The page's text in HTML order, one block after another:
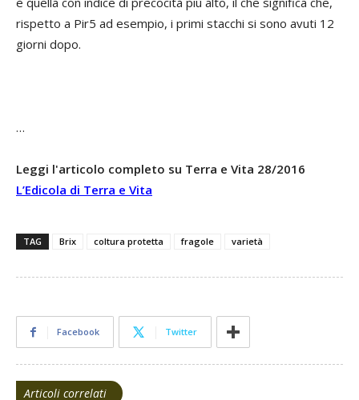
rispetto a Pir5 ad esempio, i primi stacchi si sono avuti 12
giorni dopo.
…
Leggi l'articolo completo su Terra e Vita 28/2016
L’Edicola di Terra e Vita
TAG Brix coltura protetta fragole varietà
Facebook Twitter
Articoli correlati